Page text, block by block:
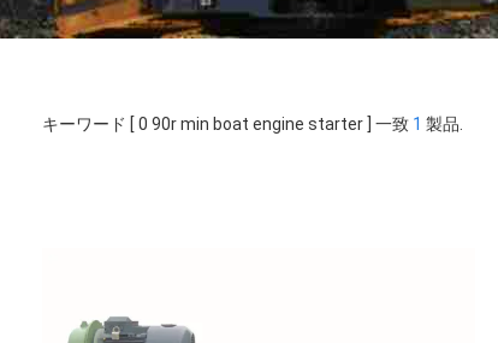
キーワード [ 0 90r min boat engine starter ] 一致 1 製品.